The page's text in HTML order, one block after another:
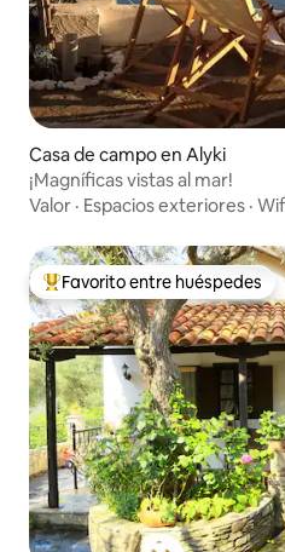
Casa de campo en Alyki
¡Magníficas vistas al mar!
Valor · Espacios exteriores ·
De los mejores en Favorito
Favorito entre huéspedes